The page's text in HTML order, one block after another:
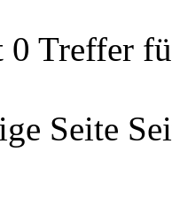
0 Treffer
Seite